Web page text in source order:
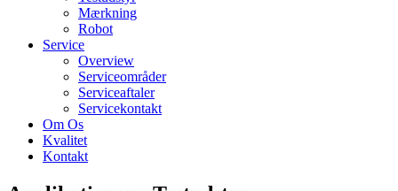
Mærkning
Robot
Service
Overview
Serviceområder
Serviceaftaler
Servicekontakt
Om Os
Kvalitet
Kontakt